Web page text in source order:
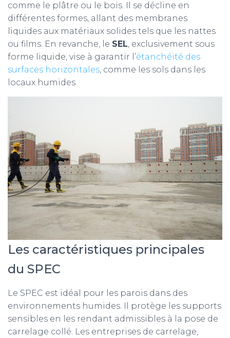
comme le plâtre ou le bois. Il se décline en
différentes formes, allant des membranes
liquides aux matériaux solides tels que les nattes
ou films. En revanche, le SEL, exclusivement sous
forme liquide, vise à garantir l’étanchéité des
surfaces horizontales, comme les sols dans les
locaux humides.
Les caractéristiques principales
du SPEC
Le SPEC est idéal pour les parois dans des
environnements humides. Il protège les supports
sensibles en les rendant admissibles à la pose de
carrelage collé. Les entreprises de carrelage,